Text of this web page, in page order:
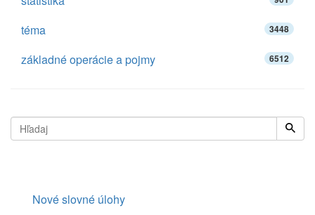
téma 3448
základné operácie a pojmy 6512
Nové slovné úlohy